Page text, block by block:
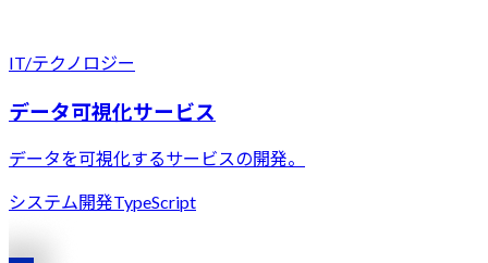
IT/テクノロジー
データ可視化サービス
データを可視化するサービスの開発。
システム開発TypeScript